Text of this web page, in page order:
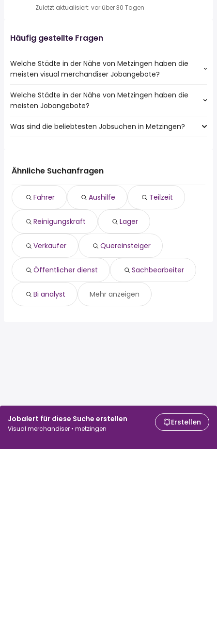
Jobalert für diese Suche erstellen
Visual merchandiser • metzingen
Erstellen
Zuletzt aktualisiert: vor über 30 Tagen
Häufig gestellte Fragen
Welche Städte in der Nähe von Metzingen haben die
meisten visual merchandiser Jobangebote?
Städte in der Nähe von Metzingen mit den meisten visual
merchandiser Jobs:
Tübingen
Eningen Unter Achalm
Welche Städte in der Nähe von Metzingen haben die
meisten Jobangebote?
10 Städte in der Nähe von Metzingen mit den meisten
Filderstadt
Neuhausen Auf Den Fildern
Eningen Unter Achalm
Aichtal
Pliezhausen
Kusterdingen
Was sind die beliebtesten Jobsuchen in Metzingen?
aushilfe
reinigungskraft
lager
verkäufer
quereinsteiger
Öffentlicher dienst
sachbearbeiter
Ähnliche Suchanfragen
Fahrer Aushilfe Teilzeit
Reinigungskraft Lager
Verkäufer Quereinsteiger
Öffentlicher dienst Sachbearbeiter
Bi analyst Mehr anzeigen